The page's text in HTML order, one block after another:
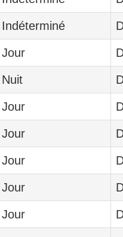
Indéterminé
Jour
Nuit
Jour
Jour
Jour
Jour
Jour